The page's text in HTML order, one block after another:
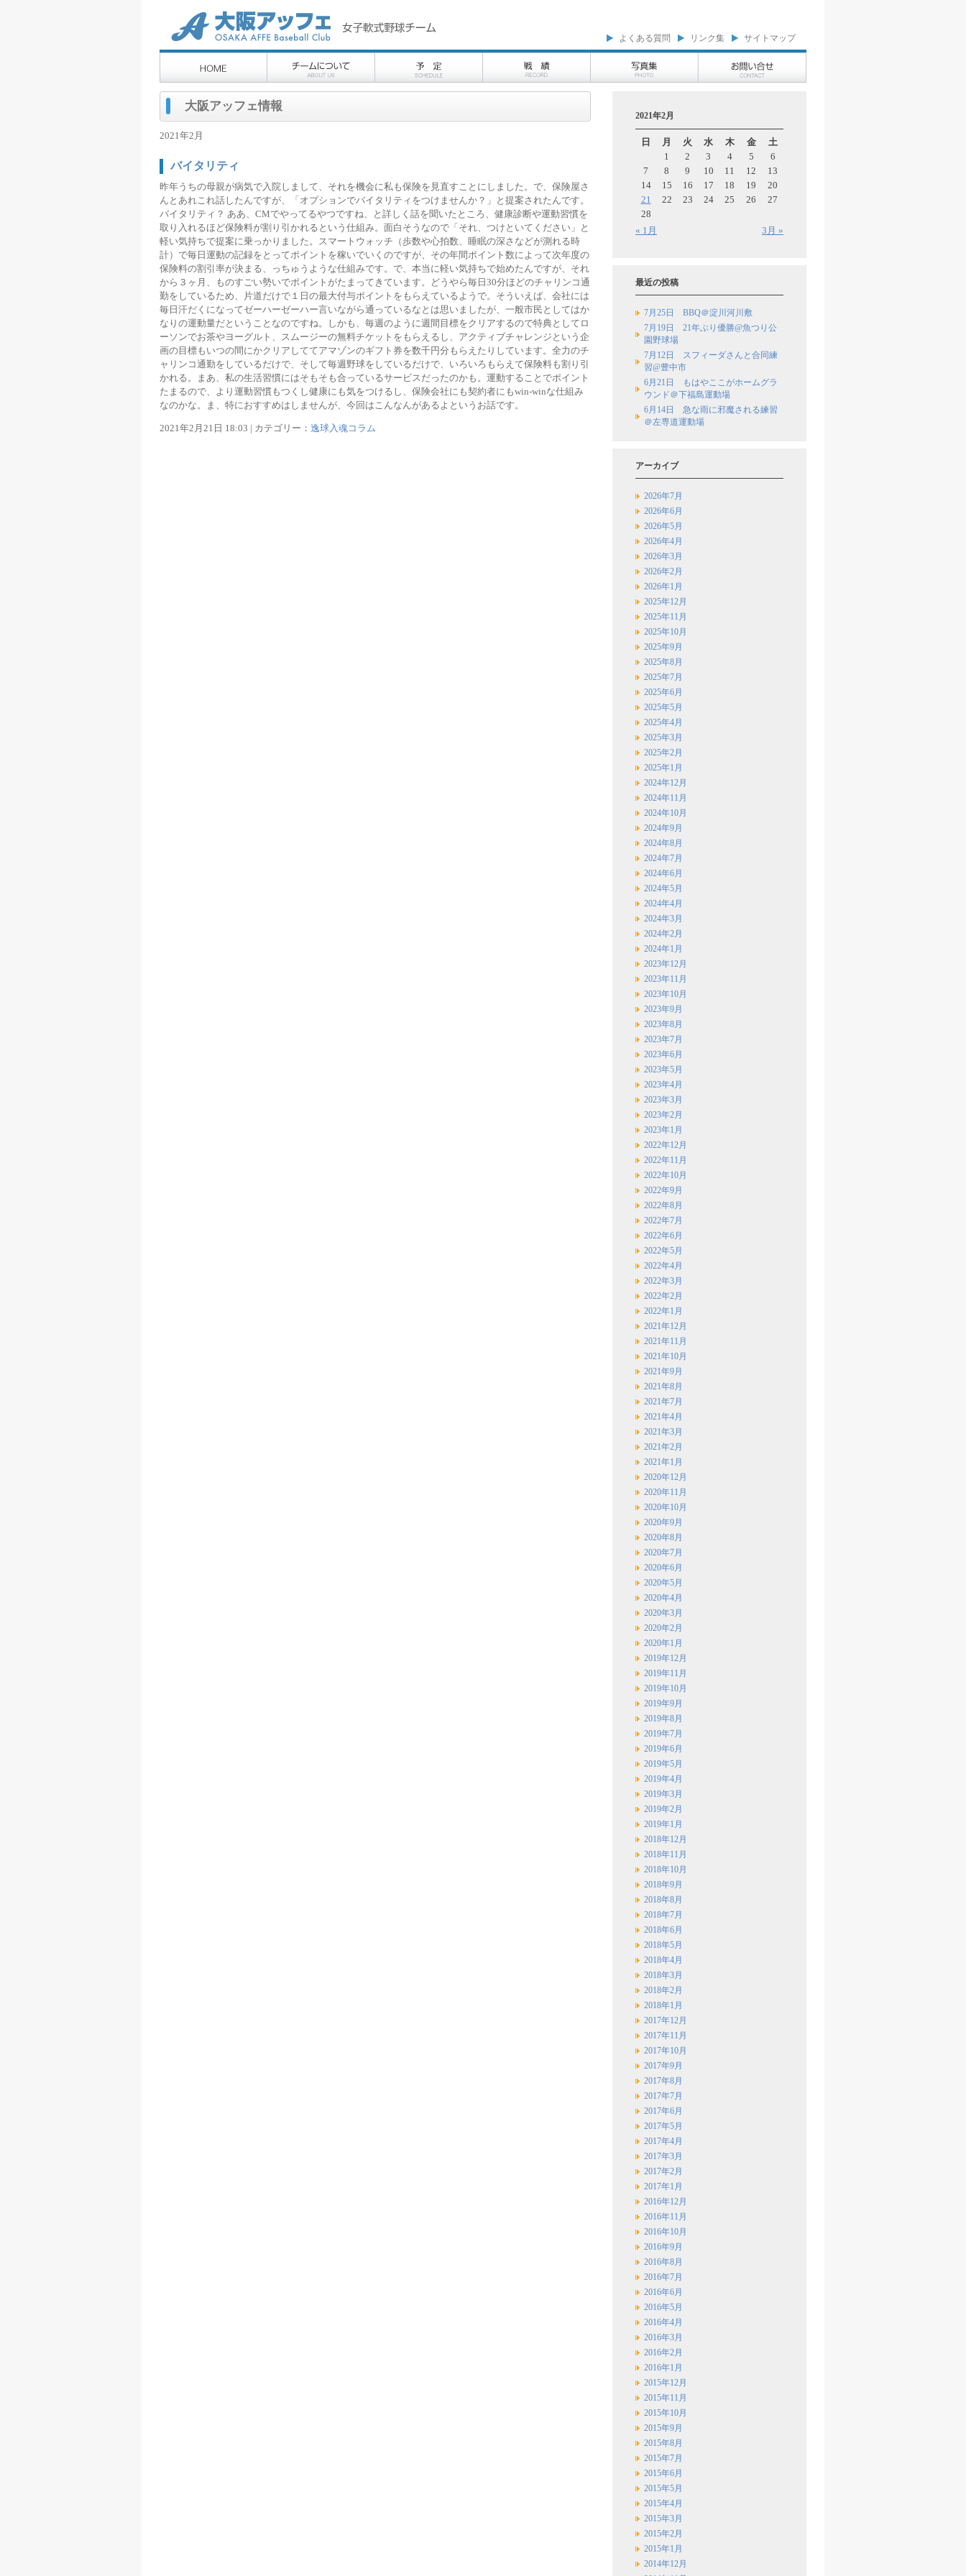
よくある質問 リンク集 サイトマップ
大阪アッフェ情報
2021年2月
バイタリティ
昨年うちの母親が病気で入院しまして、それを機会に私も保険を見直すことにしました。で、保険屋さ
んとあれこれ話したんですが、「オプションでバイタリティをつけませんか？」と提案されたんです。
バイタリティ？ ああ、CMでやってるやつですね、と詳しく話を聞いたところ、健康診断や運動習慣を
取り入れるほど保険料が割り引かれるという仕組み。面白そうなので「それ、つけといてください」と
軽い気持ちで提案に乗っかりました。スマートウォッチ（歩数や心拍数、睡眠の深さなどが測れる時
計）で毎日運動の記録をとってポイントを稼いでいくのですが、その年間ポイント数によって次年度の
保険料の割引率が決まる、っちゅうような仕組みです。で、本当に軽い気持ちで始めたんですが、それ
から３ヶ月、ものすごい勢いでポイントがたまってきています。どうやら毎日30分ほどのチャリンコ通
勤をしているため、片道だけで１日の最大付与ポイントをもらえているようで。そういえば、会社には
毎日汗だくになってゼーハーゼーハー言いながら通っているなとは思いましたが、一般市民としてはか
なりの運動量だということなのですね。しかも、毎週のように週間目標をクリアするので特典としてロ
ーソンでお茶やヨーグルト、スムージーの無料チケットをもらえるし、アクティブチャレンジという企
画の目標もいつの間にかクリアしててアマゾンのギフト券を数千円分もらえたりしています。全力のチ
ャリンコ通勤をしているだけで、そして毎週野球をしているだけで、いろいろもらえて保険料も割り引
かれる。まあ、私の生活習慣にはそもそも合っているサービスだったのかも。運動することでポイント
たまるので、より運動習慣もつくし健康にも気をつけるし、保険会社にも契約者にもwin-winな仕組み
なのかな。ま、特におすすめはしませんが、今回はこんなんがあるよというお話です。
2021年2月21日 18:03 | カテゴリー： 逸球入魂コラム
2021年2月
日 月 火 水 木 金 土
« 1月 3月 »
1 2 3 4 5
6
7
8 9 10 11 12
13
14
15 16 17 18 19
20
21
22 23 24 25 26
27
28
最近の投稿
7月25日 BBQ＠淀川河川敷
7月19日 21年ぶり優勝@魚つり公
園野球場
7月12日 スフィーダさんと合同練
習@豊中市
6月21日 もはやここがホームグラ
ウンド＠下福島運動場
6月14日 急な雨に邪魔される練習
＠左専道運動場
アーカイブ
2026年7月
2026年6月
2026年5月
2026年4月
2026年3月
2026年2月
2026年1月
2025年12月
2025年11月
2025年10月
2025年9月
2025年8月
2025年7月
2025年6月
2025年5月
2025年4月
2025年3月
2025年2月
2025年1月
2024年12月
2024年11月
2024年10月
2024年9月
2024年8月
2024年7月
2024年6月
2024年5月
2024年4月
2024年3月
2024年2月
2024年1月
2023年12月
2023年11月
2023年10月
2023年9月
2023年8月
2023年7月
2023年6月
2023年5月
2023年4月
2023年3月
2023年2月
2023年1月
2022年12月
2022年11月
2022年10月
2022年9月
2022年8月
2022年7月
2022年6月
2022年5月
2022年4月
2022年3月
2022年2月
2022年1月
2021年12月
2021年11月
2021年10月
2021年9月
2021年8月
2021年7月
2021年4月
2021年3月
2021年2月
2021年1月
2020年12月
2020年11月
2020年10月
2020年9月
2020年8月
2020年7月
2020年6月
2020年5月
2020年4月
2020年3月
2020年2月
2020年1月
2019年12月
2019年11月
2019年10月
2019年9月
2019年8月
2019年7月
2019年6月
2019年5月
2019年4月
2019年3月
2019年2月
2019年1月
2018年12月
2018年11月
2018年10月
2018年9月
2018年8月
2018年7月
2018年6月
2018年5月
2018年4月
2018年3月
2018年2月
2018年1月
2017年12月
2017年11月
2017年10月
2017年9月
2017年8月
2017年7月
2017年6月
2017年5月
2017年4月
2017年3月
2017年2月
2017年1月
2016年12月
2016年11月
2016年10月
2016年9月
2016年8月
2016年7月
2016年6月
2016年5月
2016年4月
2016年3月
2016年2月
2016年1月
2015年12月
2015年11月
2015年10月
2015年9月
2015年8月
2015年7月
2015年6月
2015年5月
2015年4月
2015年3月
2015年2月
2015年1月
2014年12月